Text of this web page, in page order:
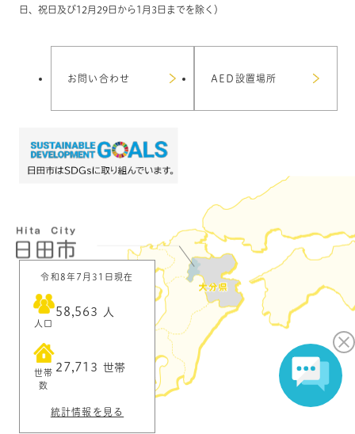
日、祝日及び12月29日から1月3日までを除く）
お問い合わせ AED設置場所
令和8年7月31日現在
人口
58,563 人
世帯
数
27,713 世帯
統計情報を見る